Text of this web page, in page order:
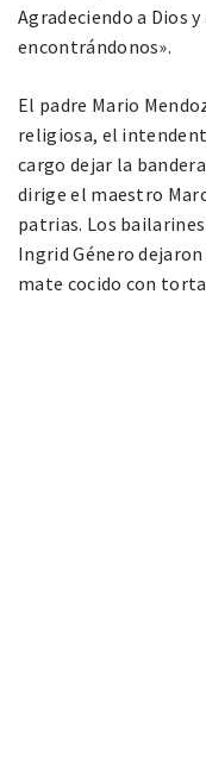
Agradeciendo a Dios
encontrándonos».
El padre Mario
religiosa, el
cargo dejar la
dirige el maestro
patrias. Los
Ingrid Género
mate cocido con